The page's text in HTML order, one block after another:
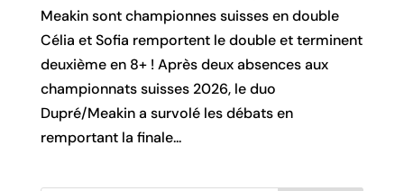
Meakin sont championnes suisses en double
Célia et Sofia remportent le double et terminent
deuxième en 8+ ! Après deux absences aux
championnats suisses 2026, le duo
Dupré/Meakin a survolé les débats en
remportant la finale...